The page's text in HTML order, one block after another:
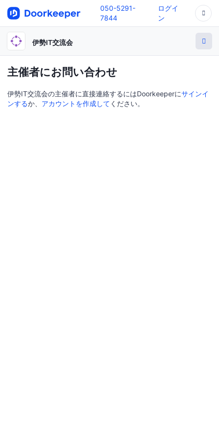
050-5291-
7844
ログイ
ン
伊勢IT交流会
主催者にお問い合わせ
伊勢IT交流会の主催者に直接連絡するにはDoorkeeperにサインイ
ンするか、 アカウントを作成して ください。